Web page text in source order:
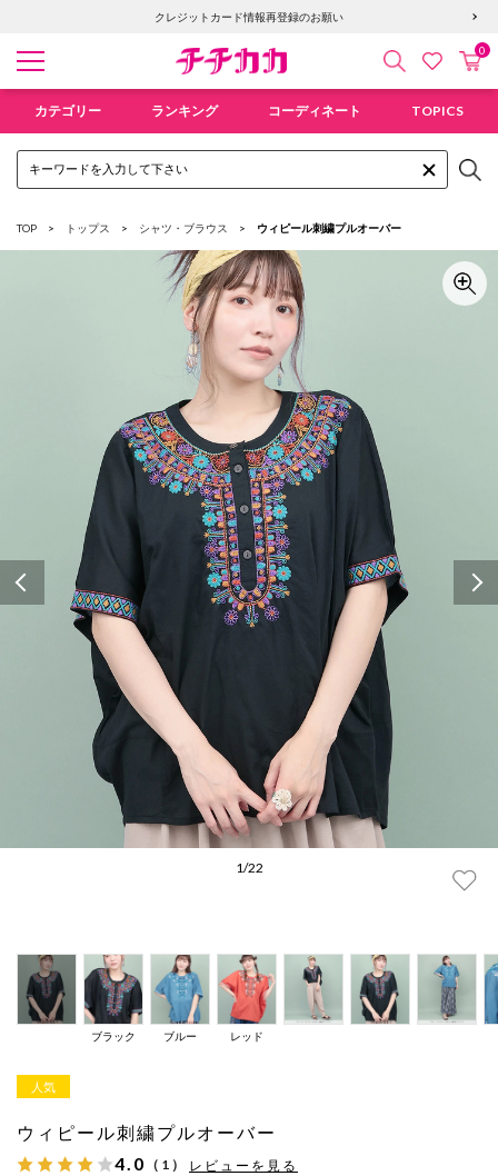
6,400円以上で送料無料！新規会員登録で300pt贈呈！
クレジットカード情報再登録のお願い
検索 お気にカ
0
カテゴリー ランキング コーディネート TOPICS
TOP トップス シャツ・ブラウス ウィピール刺繍プルオーバー
1/22
Previous
ブラック ブルー レッド
人気
ウィピール刺繍プルオーバー
4.0 （1） レビューを見る